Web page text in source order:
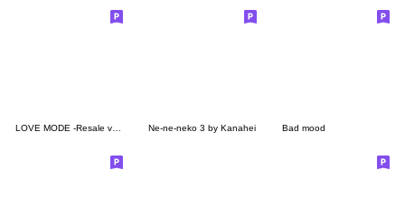
Ne-ne-neko 3 by Kanahei Bad mood